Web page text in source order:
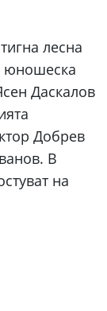
лесна
юношеска
Даскалов
Добрев
В
на